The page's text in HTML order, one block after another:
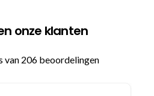
onze klanten
van 206 beoordelingen